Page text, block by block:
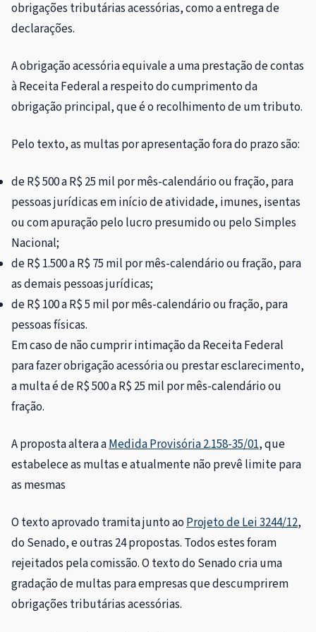
obrigações tributárias acessórias, como a entrega de
declarações.
A obrigação acessória equivale a uma prestação de contas
à Receita Federal a respeito do cumprimento da
obrigação principal, que é o recolhimento de um tributo.
Pelo texto, as multas por apresentação fora do prazo são:
de R$ 500 a R$ 25 mil por mês-calendário ou fração, para
pessoas jurídicas em início de atividade, imunes, isentas
ou com apuração pelo lucro presumido ou pelo Simples
Nacional;
de R$ 1.500 a R$ 75 mil por mês-calendário ou fração, para
as demais pessoas jurídicas;
de R$ 100 a R$ 5 mil por mês-calendário ou fração, para
pessoas físicas.
Em caso de não cumprir intimação da Receita Federal
para fazer obrigação acessória ou prestar esclarecimento,
a multa é de R$ 500 a R$ 25 mil por mês-calendário ou
fração.
A proposta altera aMedida Provisória 2.158-35/01, que
estabelece as multas e atualmente não prevê limite para
as mesmas
O texto aprovado tramita junto ao Projeto de Lei 3244/12,
do Senado, e outras 24 propostas. Todos estes foram
rejeitados pela comissão. O texto do Senado cria uma
gradação de multas para empresas que descumprirem
obrigações tributárias acessórias.